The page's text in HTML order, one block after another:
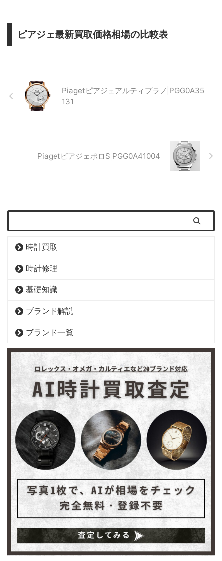
ピアジェ最新買取価格相場の比較表
Piagetピアジェアルティプラノ|PGG0A35
131
PiagetピアジェポロS|PGG0A41004
時計買取
時計修理
基礎知識
ブランド解説
ブランド一覧